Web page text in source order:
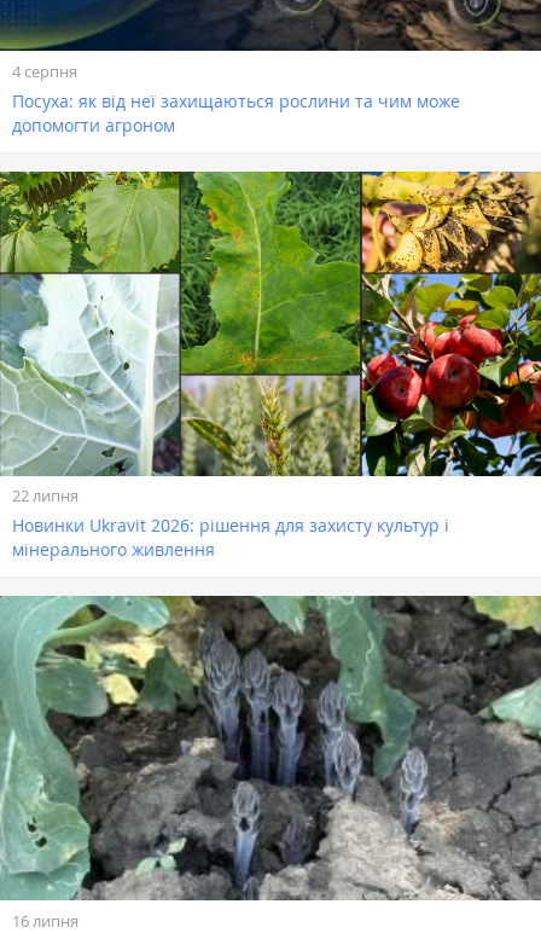
4 серпня
Посуха: як від неї захищаються рослини та чим може
допомогти агроном
22 липня
Новинки Ukravit 2026: рішення для захисту культур і
мінерального живлення
16 липня